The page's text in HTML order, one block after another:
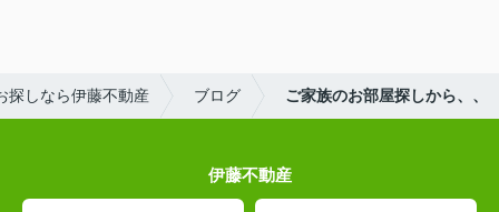
探しなら伊藤不動産 ブログ ご家族のお部屋探しから、、
伊藤不動産